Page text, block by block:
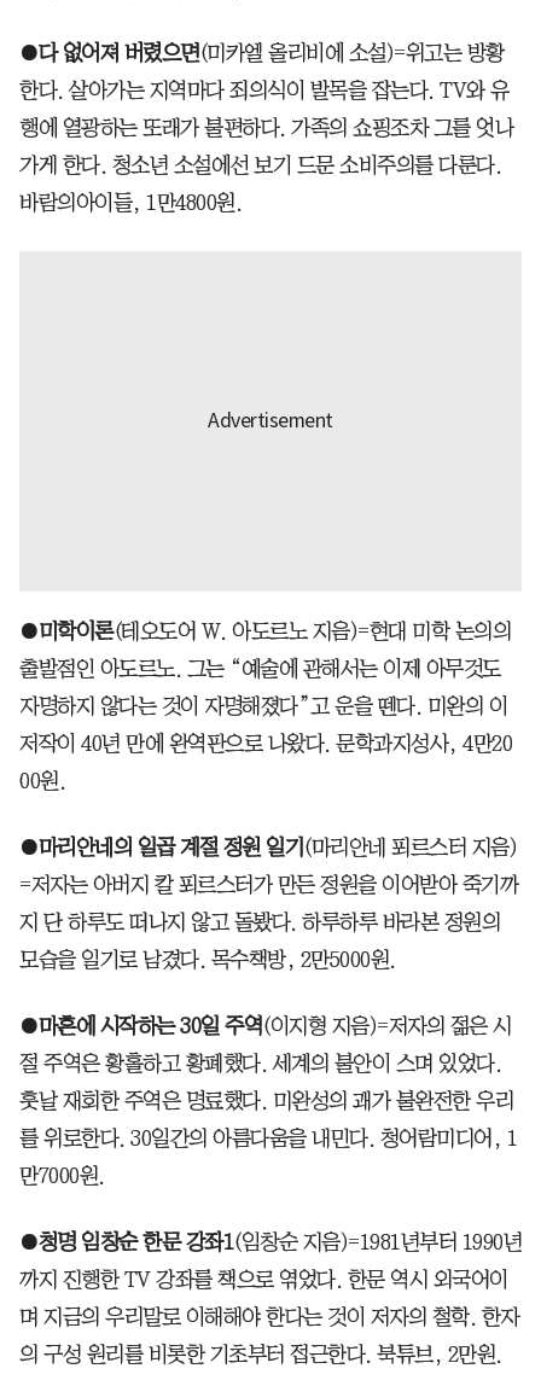
●다 없어져 버렸으면(미카엘 올리비에 소설)=위고는 방황
한다. 살아가는 지역마다 죄의식이 발목을 잡는다. TV와 유
행에 열광하는 또래가 불편하다. 가족의 쇼핑조차 그를 엇나
가게 한다. 청소년 소설에선 보기 드문 소비주의를 다룬다.
바람의아이들, 1만4800원.
●미학이론(테오도어 W. 아도르노 지음)=현대 미학 논의의
출발점인 아도르노. 그는 “예술에 관해서는 이제 아무것도
자명하지 않다는 것이 자명해졌다”고 운을 뗀다. 미완의 이
저작이 40년 만에 완역판으로 나왔다. 문학과지성사, 4만20
00원.
●마리안네의 일곱 계절 정원 일기 (마리안네 푀르스터 지음)
=저자는 아버지 칼 푀르스터가 만든 정원을 이어받아 죽기까
지 단 하루도 떠나지 않고 돌봤다. 하루하루 바라본 정원의
모습을 일기로 남겼다. 목수책방, 2만5000원.
●마흔에 시작하는 30일 주역(이지형 지음)=저자의 젊은 시
절 주역은 황홀하고 황폐했다. 세계의 불안이 스며 있었다.
훗날 재회한 주역은 명료했다. 미완성의 괘가 불완전한 우리
를 위로한다. 30일간의 아름다움을 내민다. 청어람미디어, 1
만7000원.
●청명 임창순 한문 강좌1(임창순 지음)=1981년부터 1990년
까지 진행한 TV 강좌를 책으로 엮었다. 한문 역시 외국어이
며 지금의 우리말로 이해해야 한다는 것이 저자의 철학. 한자
의 구성 원리를 비롯한 기초부터 접근한다. 북튜브, 2만원.